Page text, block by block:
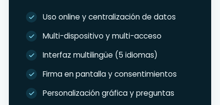
Uso online y centralización de datos
Multi-dispositivo y multi-acceso
Interfaz multilingüe (5 idiomas)
Firma en pantalla y consentimientos
Personalización gráfica y preguntas